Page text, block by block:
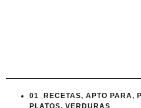
01_RECETAS, APTO PARA,
PLATOS, VERDURAS